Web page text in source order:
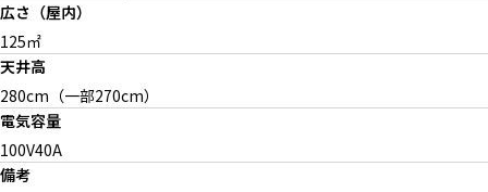
オプション：屋上 高さ4mの白
壁
る屋上
広さ（屋内）
125㎡
天井高
280cm（一部270cm）
電気容量
100V40A
備考